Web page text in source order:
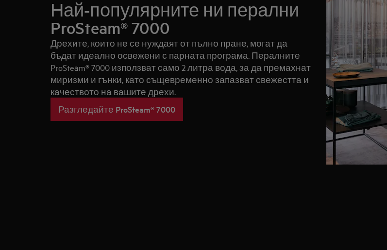
Най-популярните ни перални
ProSteam® 7000
Дрехите, които не се нуждаят от пълно пране, могат да
бъдат идеално освежени с парната програма. Пералните
ProSteam® 7000 използват само 2 литра вода, за да премахнат
миризми и гънки, като същевременно запазват свежестта и
качеството на вашите дрехи.
Разгледайте ProSteam® 7000